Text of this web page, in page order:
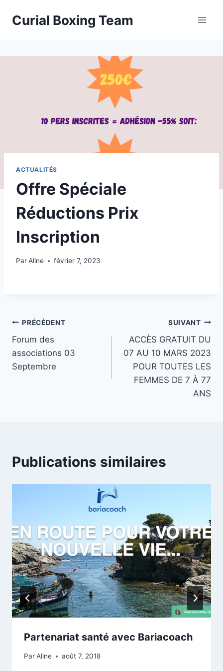
Curial Boxing Team
ACTUALITÉS
Offre Spéciale
Réductions Prix
Inscription
ParAline février 7, 2023
Navigation
de
l’article
PRÉCÉDENT
Forum des
associations 03
Septembre
SUIVANT
ACCÈS GRATUIT DU
07 AU 10 MARS 2023
POUR TOUTES LES
FEMMES DE 7 À 77
ANS
Publications similaires
Partenariat santé avec Bariacoach
ParAline août 7, 2018